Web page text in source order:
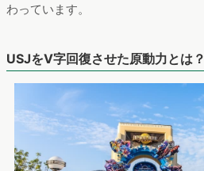
わっています。
USJをV字回復させた原動力とは？